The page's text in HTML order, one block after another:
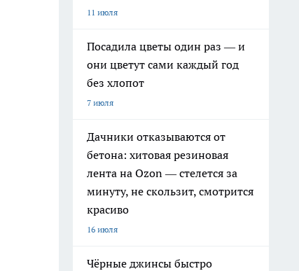
11 июля
Посадила цветы один раз — и
они цветут сами каждый год
без хлопот
7 июля
Дачники отказываются от
бетона: хитовая резиновая
лента на Ozon — стелется за
минуту, не скользит, смотрится
красиво
16 июля
Чёрные джинсы быстро